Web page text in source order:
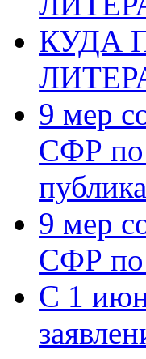
КУДА
9 мер
СФР по
9 мер
СФР по
С 1